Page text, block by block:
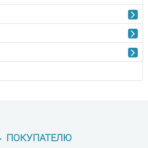
ПОКУПАТЕЛЮ